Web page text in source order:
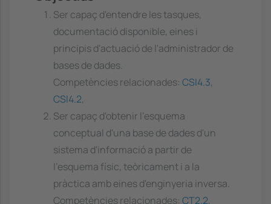
Ser capaç d'entendre les tasques,
documentació disponible, eines i
principis d'actuació de l'administrador de
bases de dades.
Competències relacionades: CSI4.3,
CSI4.2,
Ser capaç d'obtenir l'esquema
conceptual d'una base de dades d'un
sistema d'informació a partir de
l'esquema físic, teòricament i a la
pràctica amb eines d'enginyeria inversa.
Competències relacionades: CT2.2,